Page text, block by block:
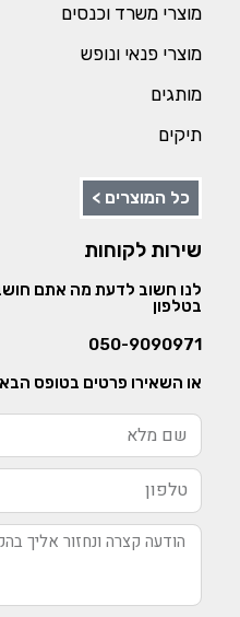
מוצרי משרד וכנסים
מוצרי פנאי ונופש
מותגים
תיקים
כל המוצרים >
שירות לקוחות
לנו חשוב לדעת מה אתם
בטלפון
050-9090971
או השאירו פרטים בטופס